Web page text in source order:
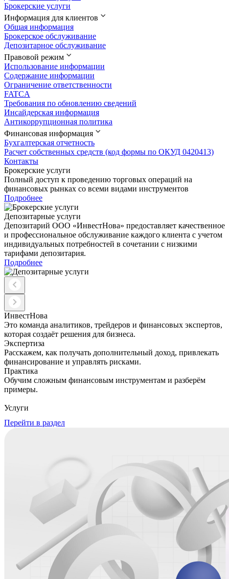
Брокерские услуги
Информация для клиентов
Общая информация
Брокерское обслуживание
Депозитарное обслуживание
Правовой режим
Использование информации
Содержание информации
Ограничение ответственности
FATCA
Требования по обновлению сведений
Инсайдерская информация
Антикоррупционная политика
Финансовая информация
Бухгалтерская отчетность
Расчет собственных средств (код формы по ОКУД 0420413)
Контакты
Брокерские услуги
Полный доступ к проведению торговых операций на
финансовых рынках со всеми видами инструментов
Подробнее
Депозитарные услуги
Депозитарий ООО «ИнвестНова» предоставляет качественное
и профессиональное обслуживание каждого клиента с учетом
индивидуальных потребностей в сочетании с низкими
тарифами депозитария.
Подробнее
ИнвестНова
Это команда аналитиков, трейдеров и финансовых экспертов,
которая создаёт решения для бизнеса.
Экспертиза
Расскажем, как получать дополнительный доход, привлекать
финансирование и управлять рисками.
Практика
Обучим сложным финансовым инструментам и разберём
примеры.
Услуги
Перейти в раздел